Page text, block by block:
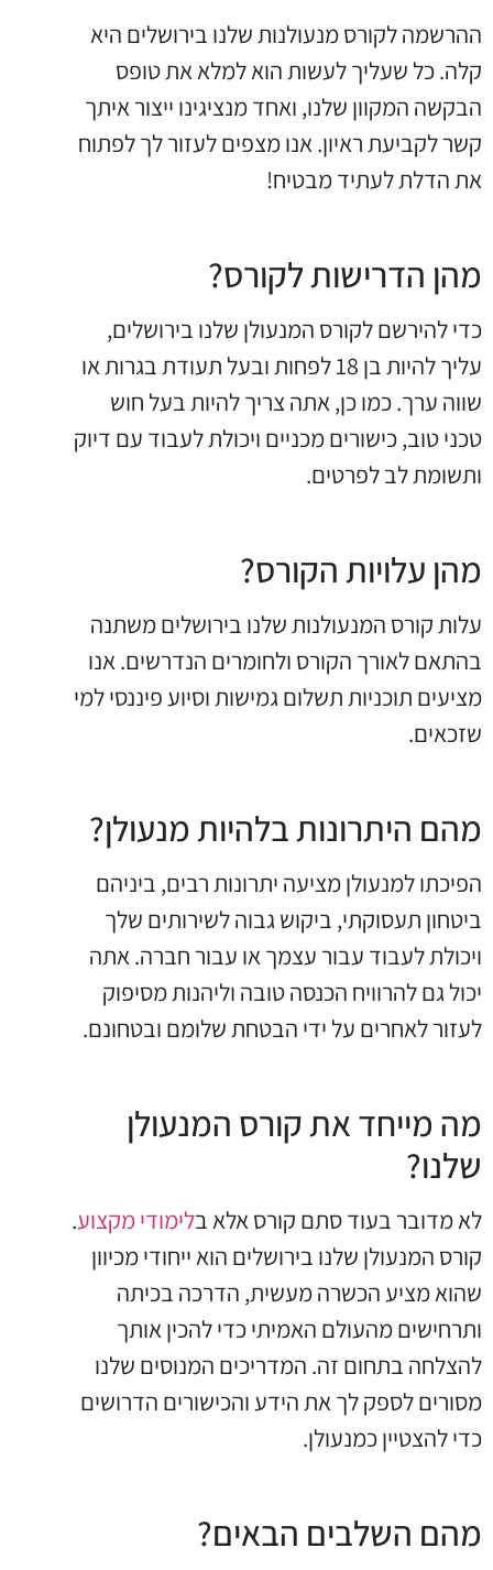
ההרשמה לקורס מנעולנות שלנו בירושלים היא
קלה. כל שעליך לעשות הוא למלא את טופס
הבקשה המקוון שלנו, ואחד מנציגינו ייצור איתך
קשר לקביעת ראיון. אנו מצפים לעזור לך לפתוח
את הדלת לעתיד מבטיח!
מהן הדרישות לקורס?
כדי להירשם לקורס המנעולן שלנו בירושלים,
עליך להיות בן 18 לפחות ובעל תעודת בגרות או
שווה ערך. כמו כן, אתה צריך להיות בעל חוש
טכני טוב, כישורים מכניים ויכולת לעבוד עם דיוק
ותשומת לב לפרטים.
מהן עלויות הקורס?
עלות קורס המנעולנות שלנו בירושלים משתנה
בהתאם לאורך הקורס ולחומרים הנדרשים. אנו
מציעים תוכניות תשלום גמישות וסיוע פיננסי למי
שזכאים.
מהם היתרונות בלהיות מנעולן?
הפיכתו למנעולן מציעה יתרונות רבים, ביניהם
ביטחון תעסוקתי, ביקוש גבוה לשירותים שלך
ויכולת לעבוד עבור עצמך או עבור חברה. אתה
יכול גם להרוויח הכנסה טובה וליהנות מסיפוק
לעזור לאחרים על ידי הבטחת שלומם ובטחונם.
מה מייחד את קורס המנעולן
שלנו?
לא מדובר בעוד סתם קורס אלא בלימודי מקצוע.
קורס המנעולן שלנו בירושלים הוא ייחודי מכיוון
שהוא מציע הכשרה מעשית, הדרכה בכיתה
ותרחישים מהעולם האמיתי כדי להכין אותך
להצלחה בתחום זה. המדריכים המנוסים שלנו
מסורים לספק לך את הידע והכישורים הדרושים
כדי להצטיין כמנעולן.
מהם השלבים הבאים?